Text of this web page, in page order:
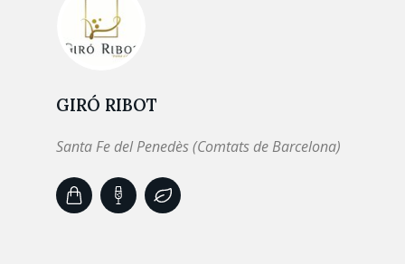
GIRÓ RIBOT
Santa Fe del Penedès (Comtats de Barcelona)